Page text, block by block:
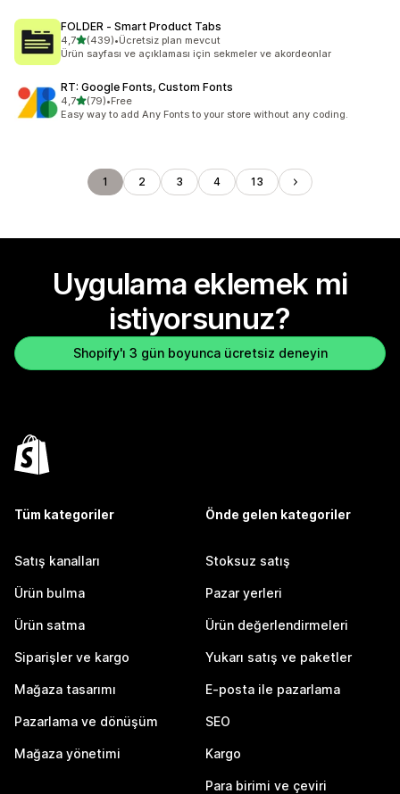
FOLDER ‑ Smart Product Tabs
4,75 yıldız üzerinden
(439)
toplam 439 değerlendirme
•Ücretsiz plan mevcut
Ürün sayfası ve açıklaması için sekmeler ve akordeonlar
RT: Google Fonts, Custom Fonts
4,75 yıldız üzerinden
(79)
toplam 79 değerlendirme
•Free
Easy way to add Any Fonts to your store without any coding.
1 2 3 4 13
Uygulama eklemek mi
istiyorsunuz?
Shopify'ı 3 gün boyunca ücretsiz deneyin
Tüm kategoriler
Satış kanalları
Ürün bulma
Ürün satma
Siparişler ve kargo
Mağaza tasarımı
Pazarlama ve dönüşüm
Mağaza yönetimi
Önde gelen kategoriler
Stoksuz satış
Pazar yerleri
Ürün değerlendirmeleri
Yukarı satış ve paketler
E-posta ile pazarlama
SEO
Kargo
Para birimi ve çeviri